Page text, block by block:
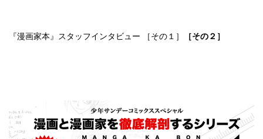
『漫画家本』スタッフインタビュー ［その１］ ［その２］